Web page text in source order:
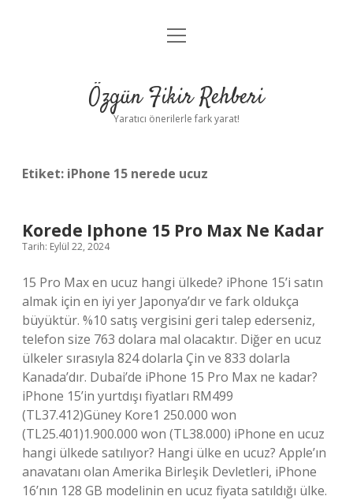
Gizlilik Politikası
Yasal Uyarı
menüyü
Özgün Fikir Rehberi
Yaratıcı önerilerle fark yarat!
Etiket: iPhone 15 nerede ucuz
Korede Iphone 15 Pro Max Ne Kadar
Tarih: Eylül 22, 2024
15 Pro Max en ucuz hangi ülkede? iPhone 15’i satın
almak için en iyi yer Japonya’dır ve fark oldukça
büyüktür. %10 satış vergisini geri talep ederseniz,
telefon size 763 dolara mal olacaktır. Diğer en ucuz
ülkeler sırasıyla 824 dolarla Çin ve 833 dolarla
Kanada’dır. Dubai’de iPhone 15 Pro Max ne kadar?
iPhone 15’in yurtdışı fiyatları RM499
(TL37.412)Güney Kore1 250.000 won
(TL25.401)1.900.000 won (TL38.000) iPhone en ucuz
hangi ülkede satılıyor? Hangi ülke en ucuz? Apple’ın
anavatanı olan Amerika Birleşik Devletleri, iPhone
16’nın 128 GB modelinin en ucuz fiyata satıldığı ülke.